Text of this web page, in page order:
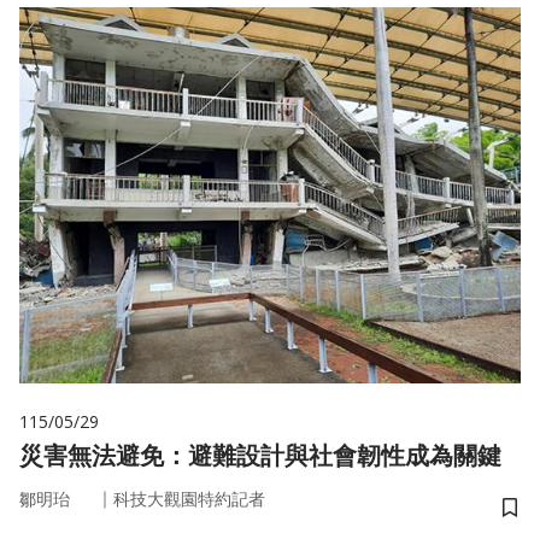
115/05/29
災害無法避免：避難設計與社會韌性成為關鍵
鄒明珆 ｜ 科技大觀園特約記者
儲